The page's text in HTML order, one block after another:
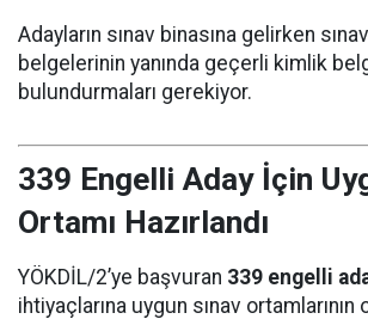
Adayların sınav binasına gelirken
belgelerinin yanında geçerli kimlik
bulundurmaları gerekiyor.
339 Engelli Aday İçin
Ortamı Hazırlandı
YÖKDİL/2’ye başvuran 339 engelli
ihtiyaçlarına uygun sınav